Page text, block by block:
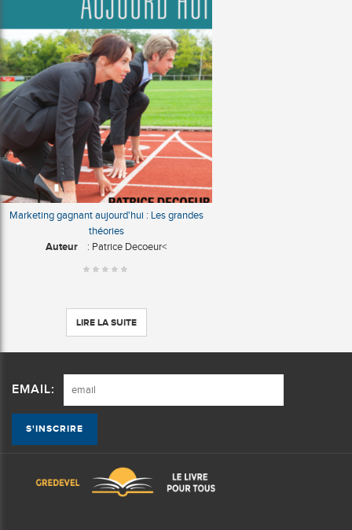
Marketing gagnant aujourd'hui : Les grandes
théories
Auteur : Patrice Decoeur<
LIRE LA SUITE
EMAIL: